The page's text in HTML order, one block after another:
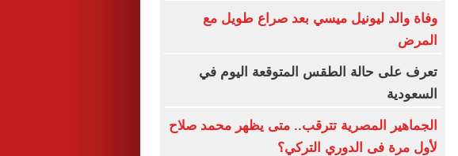
وفاة والد ليونيل ميسي بعد صراع طويل مع
المرض
تعرف على حالة الطقس المتوقعة اليوم في
السعودية
الجماهير المصرية تترقب.. متى يظهر محمد صلاح
لأول مرة فى الدوري التركي؟